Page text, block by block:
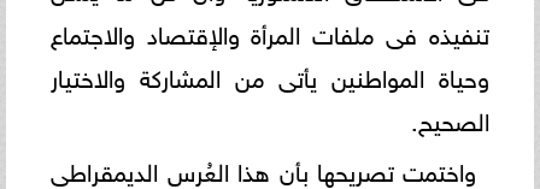
تنفيذه فى ملفات المرأة والإقتصاد والاجتماع
وحياة المواطنين يأتى من المشاركة والاختيار
الصحيح.
واختمت تصريحها بأن هذا العُرس الديمقراطى